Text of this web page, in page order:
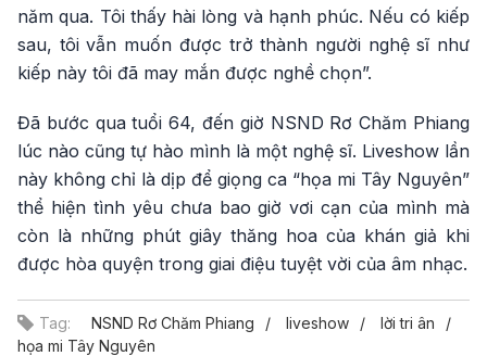
năm qua. Tôi thấy hài lòng và hạnh phúc. Nếu có kiếp
sau, tôi vẫn muốn được trở thành người nghệ sĩ như
kiếp này tôi đã may mắn được nghề chọn”.
Đã bước qua tuổi 64, đến giờ NSND Rơ Chăm Phiang
lúc nào cũng tự hào mình là một nghệ sĩ. Liveshow lần
này không chỉ là dịp để giọng ca “họa mi Tây Nguyên”
thể hiện tình yêu chưa bao giờ vơi cạn của mình mà
còn là những phút giây thăng hoa của khán giả khi
được hòa quyện trong giai điệu tuyệt vời của âm nhạc.
Tag: NSND Rơ Chăm Phiang liveshow
lời tri ân
họa mi Tây Nguyên